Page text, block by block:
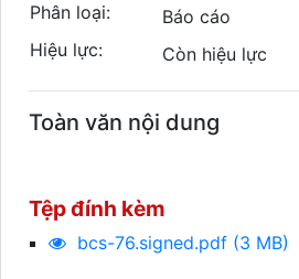
Phân loại:
Báo cáo
Hiệu lực:
Còn hiệu lực
Toàn văn nội dung
Tệp đính kèm
bcs-76.signed.pdf (3 MB)